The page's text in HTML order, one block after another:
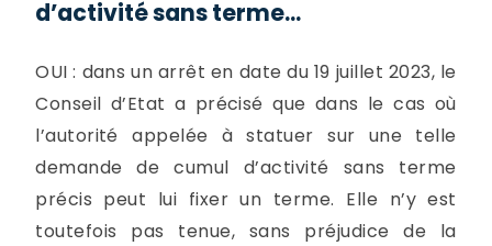
d’activité sans terme...
OUI : dans un arrêt en date du 19 juillet 2023, le
Conseil d’Etat a précisé que dans le cas où
l’autorité appelée à statuer sur une telle
demande de cumul d’activité sans terme
précis peut lui fixer un terme. Elle n’y est
toutefois pas tenue, sans préjudice de la